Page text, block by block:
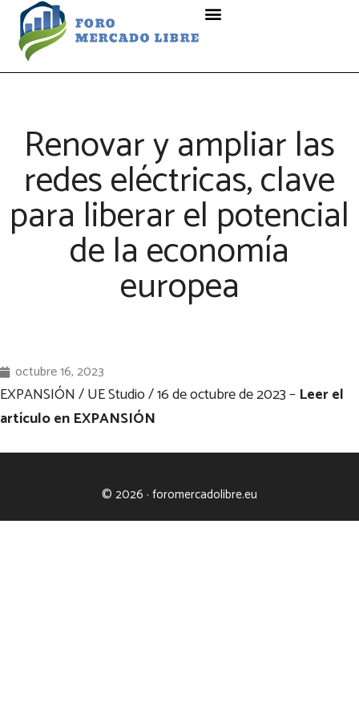
Renovar y ampliar las
redes eléctricas, clave
para liberar el potencial
de la economía
europea
octubre 16, 2023
EXPANSIÓN / UE Studio /16 de octubre de 2023 – Leer el
artículo en EXPANSIÓN
© 2026 · foromercadolibre.eu